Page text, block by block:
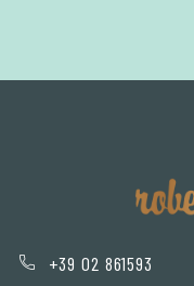
+39 02 861593